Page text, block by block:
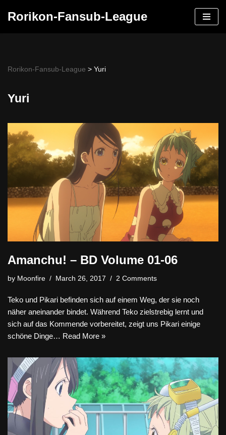
Rorikon-Fansub-League
Rorikon-Fansub-League > Yuri
Yuri
Amanchu! – BD Volume 01-06
by Moonfire March 26, 2017 2 Comments
Teko und Pikari befinden sich auf einem Weg, der sie noch
näher aneinander bindet. Während Teko zielstrebig lernt und
sich auf das Kommende vorbereitet, zeigt uns Pikari einige
schöne Dinge… Read More »